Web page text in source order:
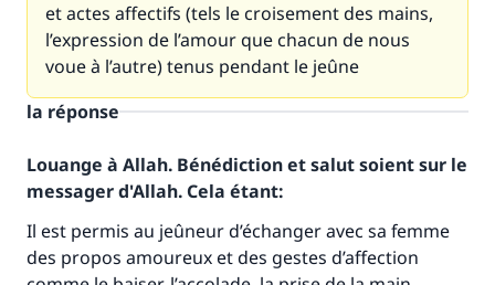
et actes affectifs (tels le croisement des mains,
l’expression de l’amour que chacun de nous
voue à l’autre) tenus pendant le jeûne
la réponse
Louange à Allah. Bénédiction et salut soient sur le
messager d'Allah. Cela étant:
Il est permis au jeûneur d’échanger avec sa femme
des propos amoureux et des gestes d’affection